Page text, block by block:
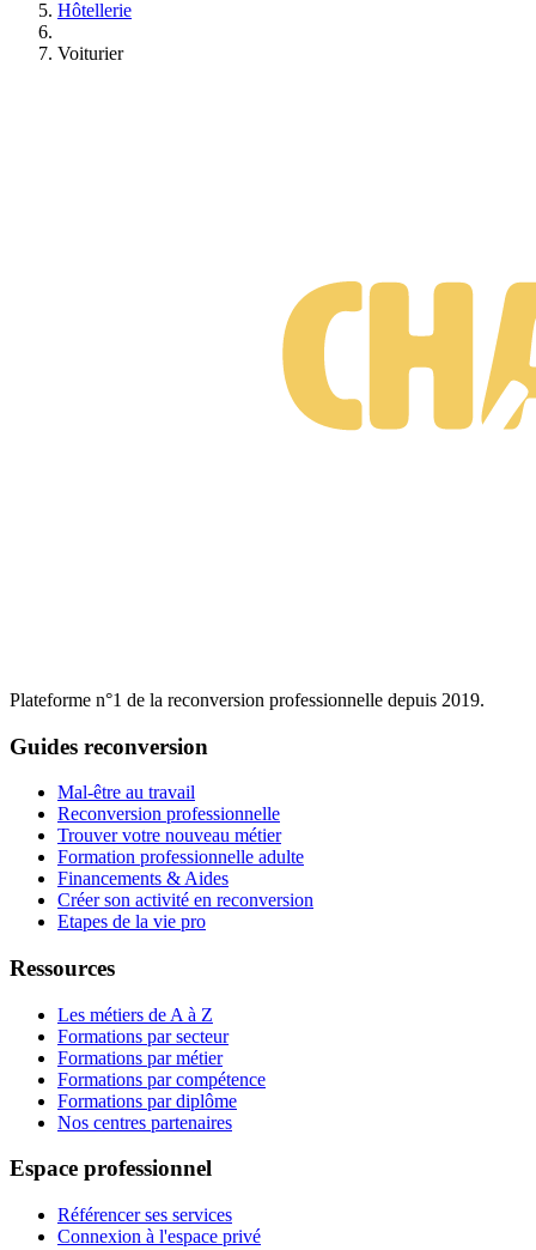
Hôtellerie
Voiturier
Plateforme n°1 de la reconversion professionnelle depuis 2019.
Guides reconversion
Mal-être au travail
Reconversion professionnelle
Trouver votre nouveau métier
Formation professionnelle adulte
Financements & Aides
Créer son activité en reconversion
Etapes de la vie pro
Ressources
Les métiers de A à Z
Formations par secteur
Formations par métier
Formations par compétence
Formations par diplôme
Nos centres partenaires
Espace professionnel
Référencer ses services
Connexion à l'espace privé